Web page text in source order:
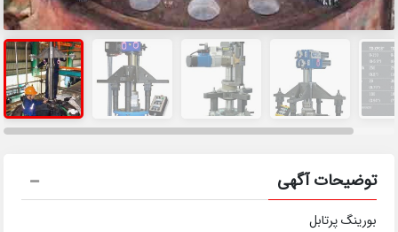
توضیحات آگهی
بورینگ پرتابل